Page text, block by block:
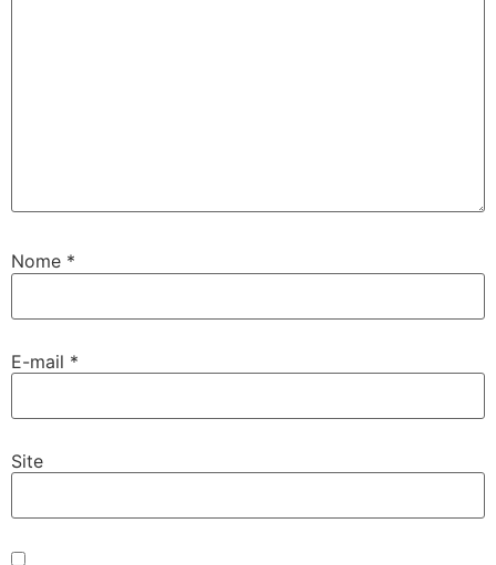
Nome *
E-mail *
Site